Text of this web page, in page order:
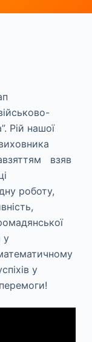
Рій нашої
взяв
роботу,
у
у